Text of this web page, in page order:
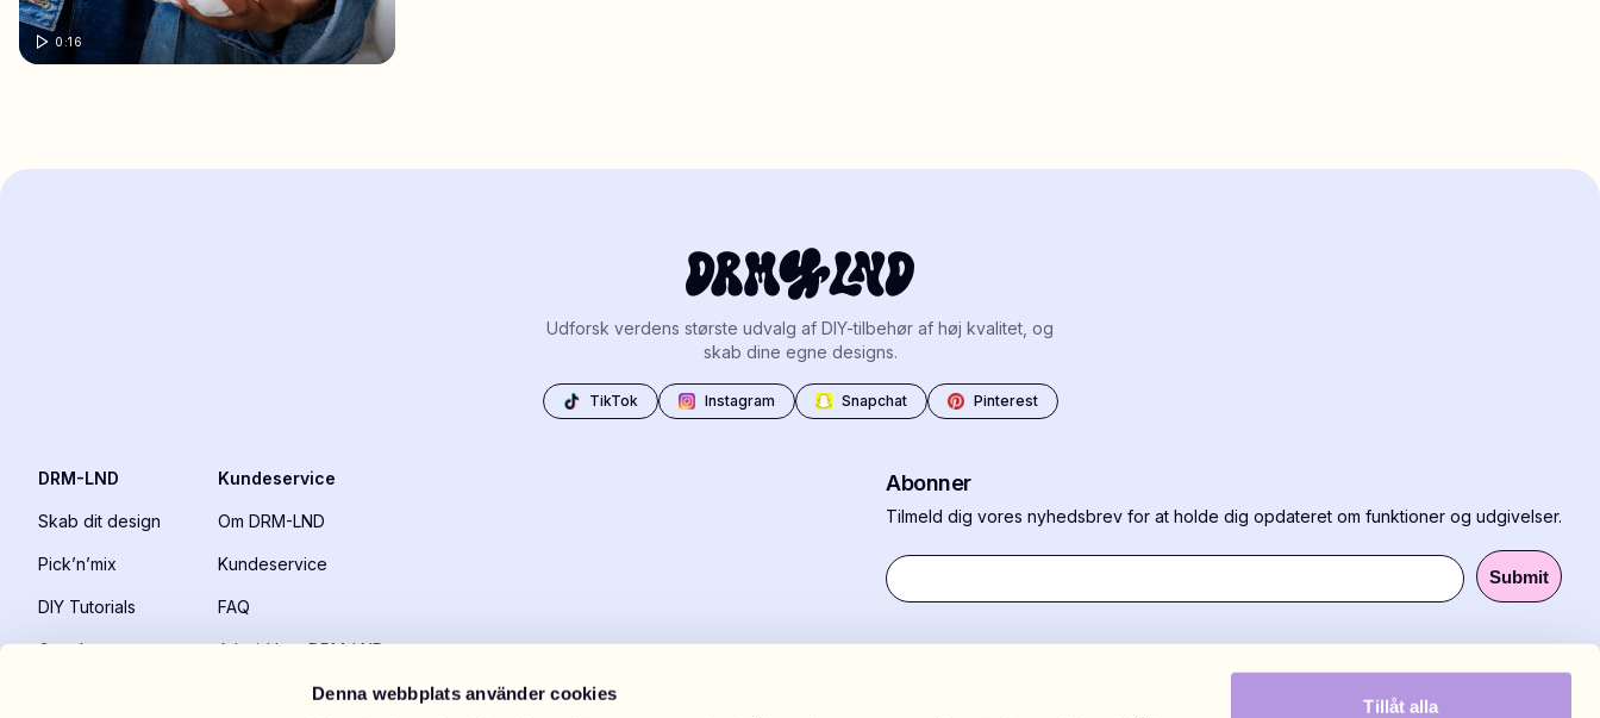
Denna webbplats använder cookies
Tillåt alla
0:16
Udforsk verdens største udvalg af DIY-tilbehør af høj kvalitet, og
skab dine egne designs.
TikTok Instagram Snapchat Pinterest
DRM-LND
Skab dit design
Pick’n’mix
DIY Tutorials
Gavekort
Kundeservice
Om DRM-LND
Kundeservice
FAQ
Arbejd hos DRM-LND
Forretningsmulighed
Abonner
Tilmeld dig vores nyhedsbrev for at holde dig opdateret om funktioner og udgivelser.
Submit